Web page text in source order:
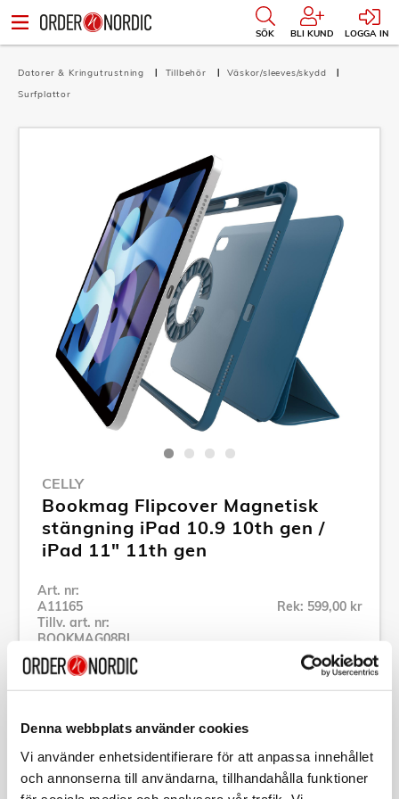
Denna webbplats använder cookies
Vi använder enhetsidentifierare för att anpassa innehållet
och annonserna till användarna, tillhandahålla funktioner
SÖK BLI KUND LOGGA IN
Datorer & Kringutrustning Tillbehör
Väskor/sleeves/skydd
Surfplattor
CELLY
Bookmag Flipcover Magnetisk
stängning iPad 10.9 10th gen /
iPad 11" 11th gen
Art. nr:
A11165
Tillv. art. nr:
BOOKMAG08BL
Rek: 599,00 kr
Specifikation